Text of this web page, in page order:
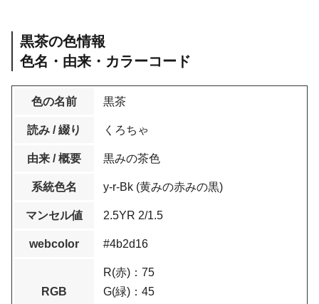
黒茶の色情報
色名・由来・カラーコード
色の名前 黒茶
読み / 綴り くろちゃ
由来 / 概要 黒みの茶色
系統色名 y-r-Bk (黄みの赤みの黒)
マンセル値 2.5YR 2/1.5
webcolor #4b2d16
RGB
R(赤)：75
G(緑)：45